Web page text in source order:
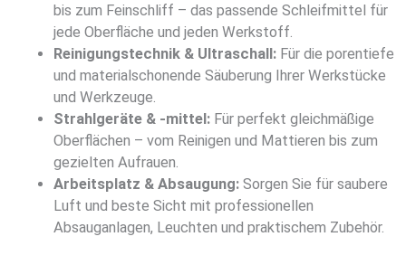
bis zum Feinschliff – das passende Schleifmittel für
jede Oberfläche und jeden Werkstoff.
Reinigungstechnik & Ultraschall: Für die porentiefe
und materialschonende Säuberung Ihrer Werkstücke
und Werkzeuge.
Strahlgeräte & -mittel: Für perfekt gleichmäßige
Oberflächen – vom Reinigen und Mattieren bis zum
gezielten Aufrauen.
Arbeitsplatz & Absaugung: Sorgen Sie für saubere
Luft und beste Sicht mit professionellen
Absauganlagen, Leuchten und praktischem Zubehör.